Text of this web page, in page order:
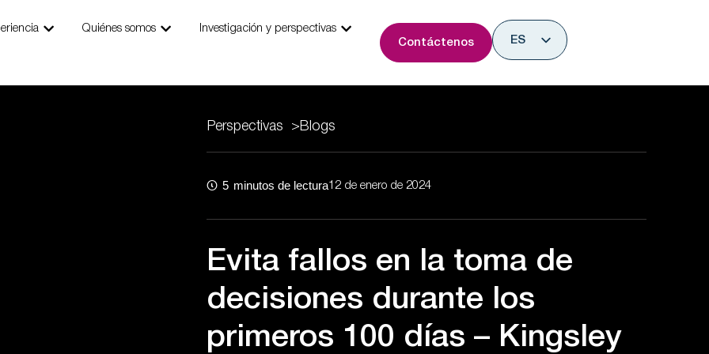
Abrir Our Expertise
Quiénes somos Abrir Who We Are
Investigación y perspectivas Abrir Research & Insights
Contáctenos
ES
Perspectivas >Blogs
5 minutos de lectura12 de enero de 2024
Evita fallos en la toma de
decisiones durante los
primeros 100 días – Kingsley